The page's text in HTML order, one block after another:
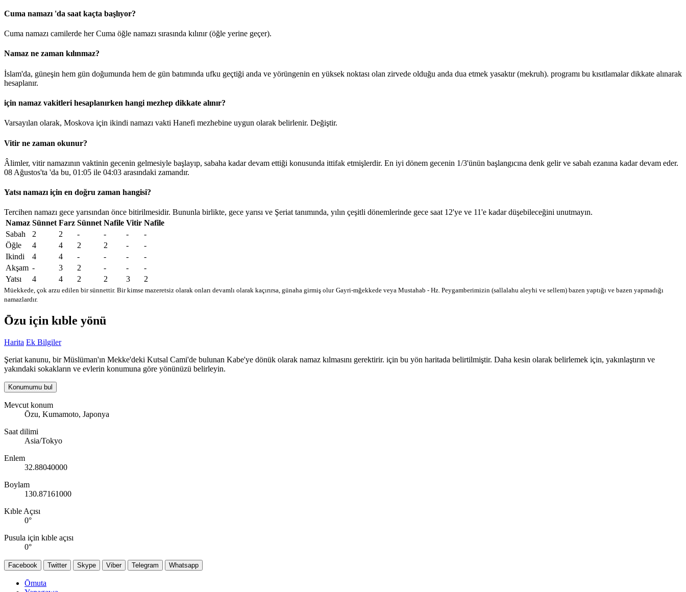
Cuma namazı 'da saat kaçta başlıyor?
Cuma namazı camilerde her Cuma öğle namazı sırasında kılınır (öğle yerine geçer).
Namaz ne zaman kılınmaz?
İslam'da, güneşin hem gün doğumunda hem de gün batımında ufku geçtiği anda ve yörüngenin en yüksek noktası olan zirvede olduğu anda dua etmek yasaktır (mekruh). programı bu kısıtlamalar dikkate alınarak
hesaplanır.
için namaz vakitleri hesaplanırken hangi mezhep dikkate alınır?
Varsayılan olarak, Moskova için ikindi namazı vakti Hanefi mezhebine uygun olarak belirlenir. Değiştir.
Vitir ne zaman okunur?
Âlimler, vitir namazının vaktinin gecenin gelmesiyle başlayıp, sabaha kadar devam ettiği konusunda ittifak etmişlerdir. En iyi dönem gecenin 1/3'ünün başlangıcına denk gelir ve sabah ezanına kadar devam eder.
08 Ağustos'ta 'da bu, 01:05 ile 04:03 arasındaki zamandır.
Yatsı namazı için en doğru zaman hangisi?
Tercihen namazı gece yarısından önce bitirilmesidir. Bununla birlikte, gece yarısı ve Şeriat tanımında, yılın çeşitli dönemlerinde gece saat 12'ye ve 11'e kadar düşebileceğini unutmayın.
Namaz Sünnet Farz Sünnet Nafile Vitir Nafile
Sabah
2 2 - - -
-
Öğle
4 4 2 2 -
-
Ikindi
4 4 - - -
-
Akşam - 3 2 - -
-
Yatsı
4 4 2 2 3 2
Müekkede, çok arzu edilen bir sünnettir. Bir kimse mazeretsiz olarak onları devamlı olarak kaçırırsa, günaha girmiş olur Gayri-mğekkede veya Mustahab - Hz. Peygamberimizin (sallalahu aleyhi ve sellem) bazen yaptığı ve bazen yapmadığı
namazlardır.
Ōzu için kıble yönü
Harita Ek Bilgiler
Şeriat kanunu, bir Müslüman'ın Mekke'deki Kutsal Cami'de bulunan Kabe'ye dönük olarak namaz kılmasını gerektirir. için bu yön haritada belirtilmiştir. Daha kesin olarak belirlemek için, yakınlaştırın ve
yakındaki sokakların ve evlerin konumuna göre yönünüzü belirleyin.
Konumumu bul
Mevcut konum
Ōzu, Kumamoto, Japonya
Saat dilimi
Asia/Tokyo
Enlem
32.88040000
Boylam
130.87161000
Kıble Açısı
0°
Pusula için kıble açısı
0°
Facebook Twitter Skype Viber Telegram Whatsapp
Ōmuta